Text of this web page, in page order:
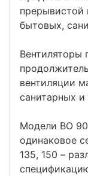
прерывистой
бытовых,
Вентиляторы
вентиляции
санитарных
Модели ВО
одинаковое
135, 150 –